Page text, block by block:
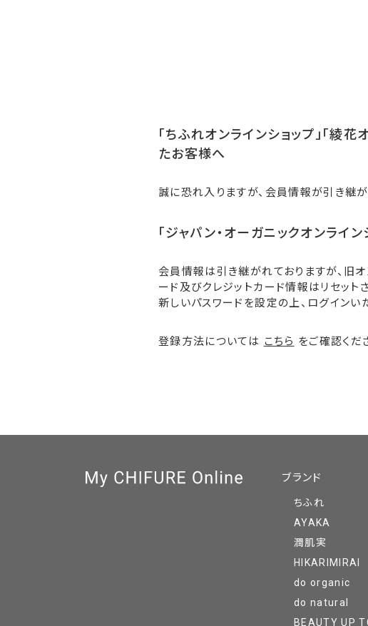
「ちふれオンラインショップ」「綾
たお客様へ
誠に恐れ入りますが、会員情報が引き継
「ジャパン・オーガニックオンライ
会員情報は引き継がれておりますが、旧
ード及びクレジットカード情報はリセット
新しいパスワードを設定の上、ログインい
登録方法については こちら をご確認くだ
ブランド
ちふれ
AYAKA
潤肌実
HIKARIMIRAI
do organic
do natural
BEAUTY UP